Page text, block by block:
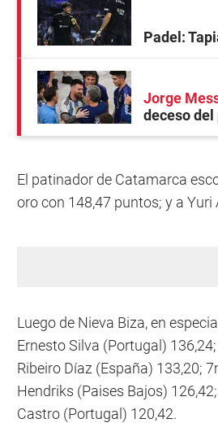
Padel:
Jorge
deceso
El patinador de Catamarca
oro con 148,47 puntos; y a
Luego de Nieva Biza, en
Ernesto Silva (Portugal)
Ribeiro Díaz (España) 133,20;
Hendriks (Paises Bajos)
Castro (Portugal) 120,42.